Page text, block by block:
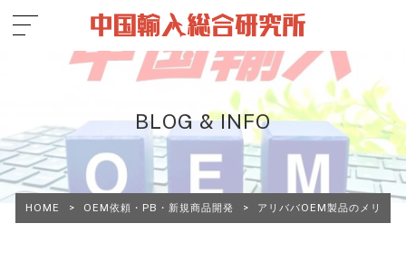
BLOG & INFO
HOME > OEM依頼・PB・新規商品開発 > アリババOEM製品のメリッ